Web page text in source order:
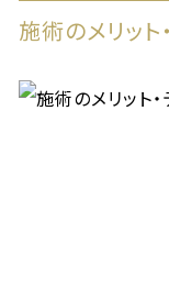
施術のメリット